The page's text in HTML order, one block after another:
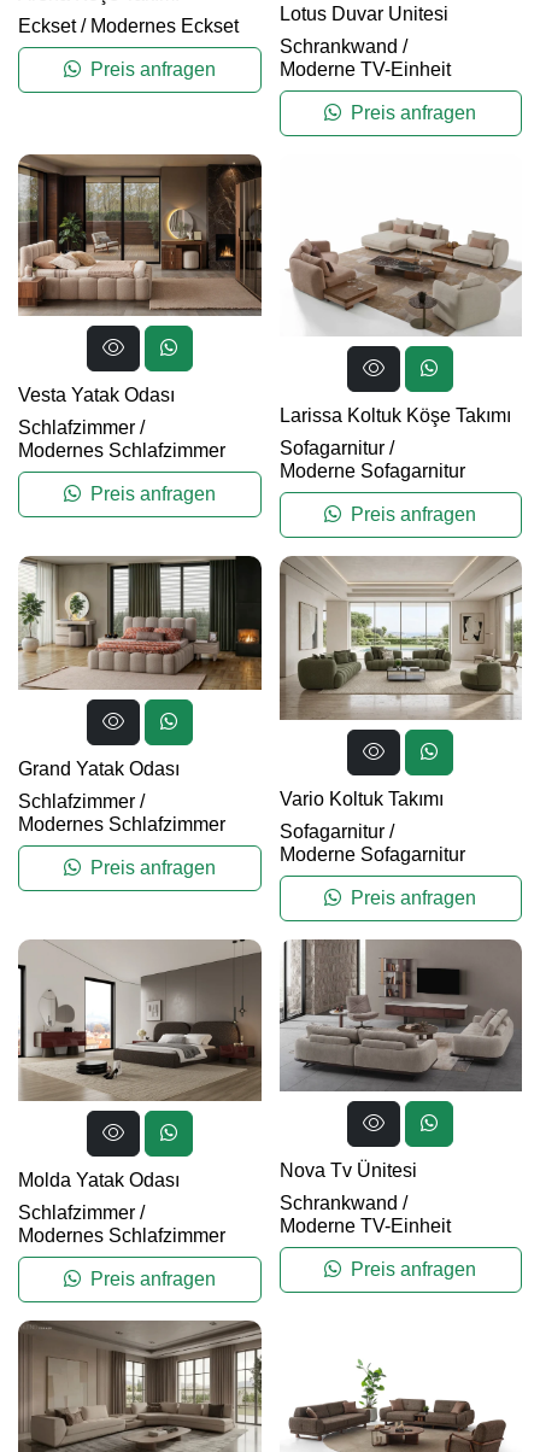
Eckset/ Modernes Eckset
Preis anfragen
Lotus Duvar Unitesi
Schrankwand /
Moderne TV-Einheit
Preis anfragen
Vesta Yatak Odası
Schlafzimmer /
Modernes Schlafzimmer
Preis anfragen
Larissa Koltuk Köşe Takımı
Sofagarnitur/
Moderne Sofagarnitur
Preis anfragen
Grand Yatak Odası
Schlafzimmer /
Modernes Schlafzimmer
Preis anfragen
Vario Koltuk Takımı
Sofagarnitur/
Moderne Sofagarnitur
Preis anfragen
Molda Yatak Odası
Schlafzimmer /
Modernes Schlafzimmer
Preis anfragen
Nova Tv Ünitesi
Schrankwand /
Moderne TV-Einheit
Preis anfragen